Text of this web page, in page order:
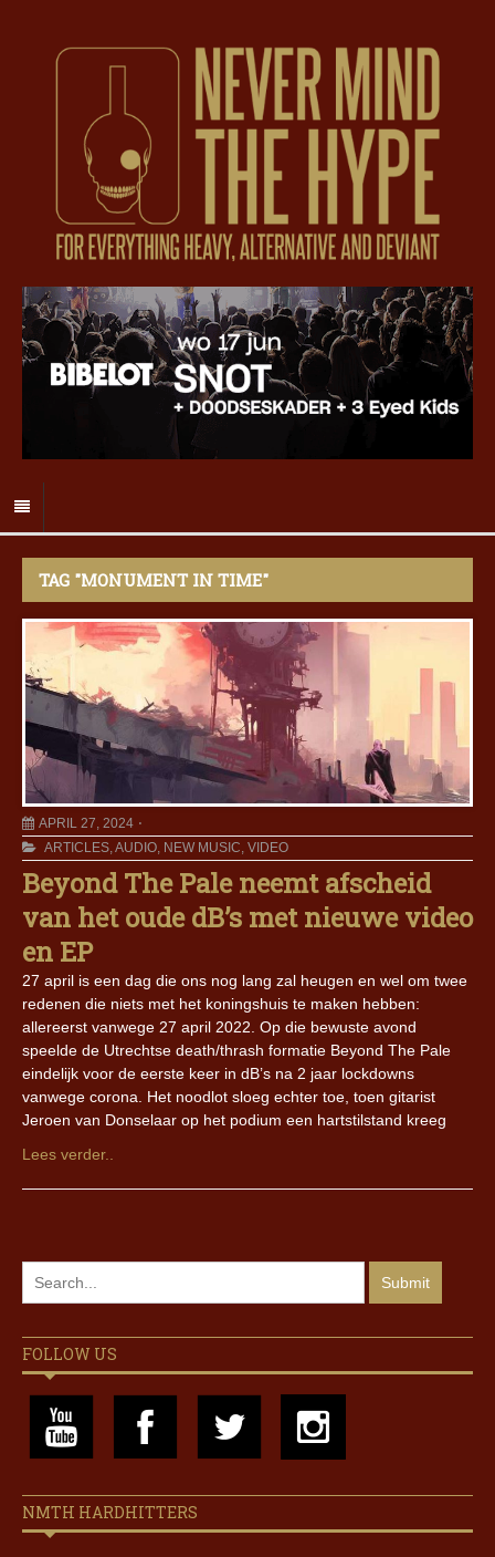
TAG "MONUMENT IN TIME"
APRIL 27, 2024
ARTICLES,AUDIO, NEW MUSIC, VIDEO
Beyond The Pale neemt afscheid
van het oude dB’s met nieuwe video
en EP
27 april is een dag die ons nog lang zal heugen en wel om twee
redenen die niets met het koningshuis te maken hebben:
allereerst vanwege 27 april 2022. Op die bewuste avond
speelde de Utrechtse death/thrash formatie Beyond The Pale
eindelijk voor de eerste keer in dB’s na 2 jaar lockdowns
vanwege corona. Het noodlot sloeg echter toe, toen gitarist
Jeroen van Donselaar op het podium een hartstilstand kreeg
Lees verder..
FOLLOW US
NMTH HARDHITTERS